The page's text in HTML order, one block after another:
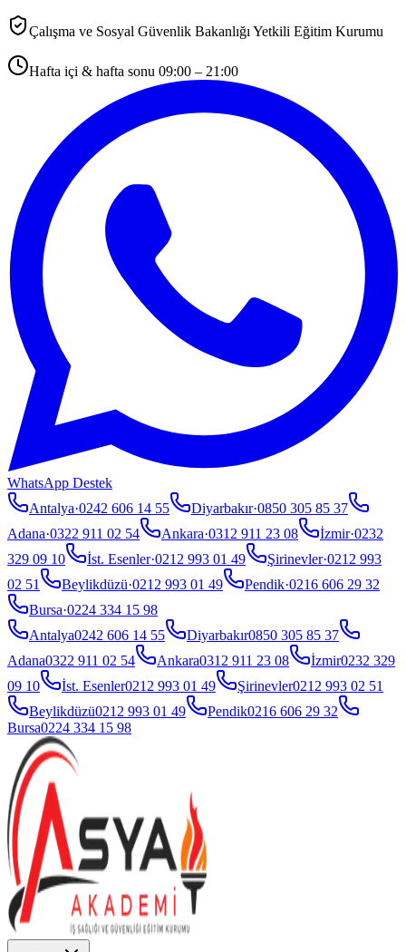
Çalışma ve Sosyal Güvenlik Bakanlığı Yetkili Eğitim Kurumu
Hafta içi & hafta sonu 09:00 – 21:00
WhatsApp Destek
Antalya·0242 606 14 55 Diyarbakır·0850 305 85 37
Adana·0322 911 02 54 Ankara·0312 911 23 08 İzmir·0232
329 09 10
İst. Esenler·0212 993 01 49 Şirinevler·0212 993
02 51
Beylikdüzü·0212 993 01 49 Pendik·0216 606 29 32
Bursa·0224 334 15 98
Antalya0242 606 14 55 Diyarbakır0850 305 85 37
Adana0322 911 02 54 Ankara0312 911 23 08 İzmir0232 329
09 10
İst. Esenler0212 993 01 49 Şirinevler0212 993 02 51
Beylikdüzü0212 993 01 49 Pendik0216 606 29 32
Bursa0224 334 15 98